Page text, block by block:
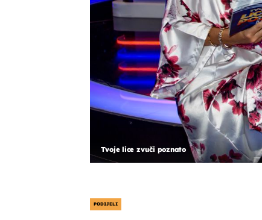
Tvoje lice zvuči poznato
PODIJELI